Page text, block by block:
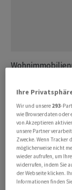
wahrscheinlich
müssen,
Analyse und
Seine
von Stifel
Branche stehe
Ihre
Wir und unsere 293-
wie Browserdaten oder
von Akzeptieren
unsere Partner
Zwecke. Wenn Tracker
möglicherweise nicht
wieder aufrufen, um
widerrufen, indem Sie
der Webseite klicken.
Informationen finden